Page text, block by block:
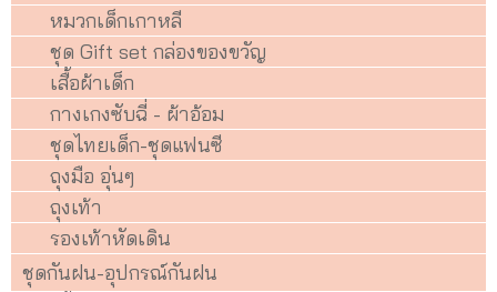
หมวกเด็กเกาหลี
ชุด Gift set กล่องของขวัญ
เสื้อผ้าเด็ก
กางเกงซับฉี่ - ผ้าอ้อม
ชุดไทยเด็ก-ชุดแฟนซี
ถุงมือ อุ่นๆ
ถุงเท้า
รองเท้าหัดเดิน
ชุดกันฝน-อุปกรณ์กันฝน